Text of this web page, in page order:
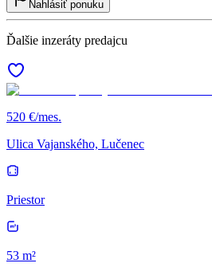
Nahlásiť ponuku
Ďalšie inzeráty predajcu
520 €/mes.
Ulica Vajanského, Lučenec
Priestor
53 m²